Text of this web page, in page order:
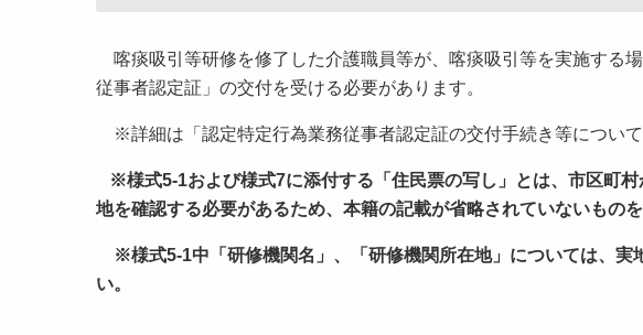
喀痰吸引等研修を修了した介護職員等が、喀痰吸引等を実施する
従事者認定証」の交付を受ける必要があります。
※詳細は「認定特定行為業務従事者認定証の交付手続き等について
※様式5-1および様式7に添付する「住民票の写し」とは、市区町
地を確認する必要があるため、本籍の記載が省略されていないものを
※様式5-1中「研修機関名」、「研修機関所在地」については、実
い。